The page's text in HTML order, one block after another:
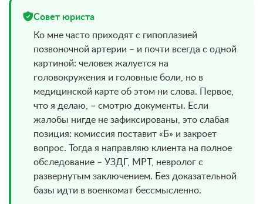
Совет юриста
Ко мне часто приходят с гипоплазией
позвоночной артерии – и почти всегда с одной
картиной: человек жалуется на
головокружения и головные боли, но в
медицинской карте об этом ни слова. Первое,
что я делаю, – смотрю документы. Если
жалобы нигде не зафиксированы, это слабая
позиция: комиссия поставит «Б» и закроет
вопрос. Тогда я направляю клиента на полное
обследование – УЗДГ, МРТ, невролог с
развернутым заключением. Без доказательной
базы идти в военкомат бессмысленно.